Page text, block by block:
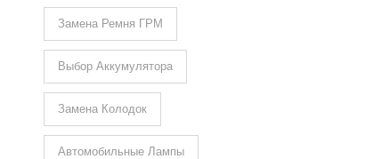
Замена Ремня ГРМ
Выбор Аккумулятора
Замена Колодок
Автомобильные Лампы